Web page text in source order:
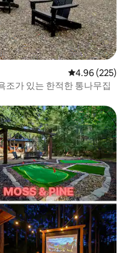
평점 4.96점(5
4.96 (225)
조가 있는 한적한 통나무집